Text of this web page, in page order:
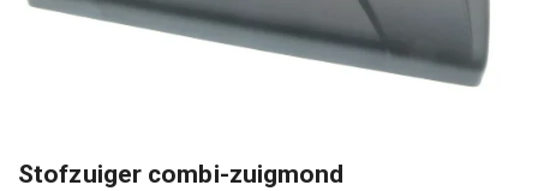
Stofzuiger combi-zuigmond